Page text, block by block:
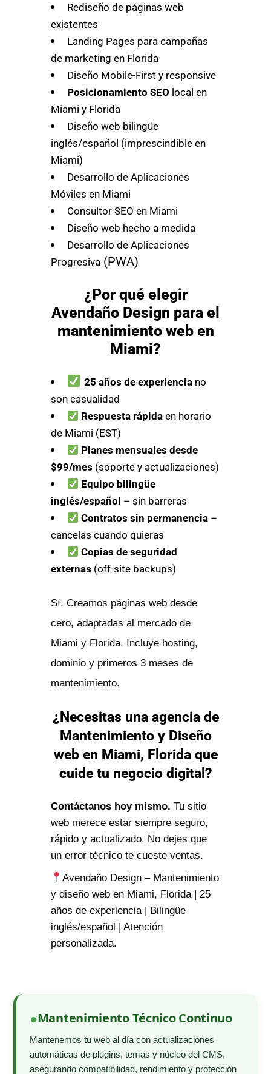
Rediseño de páginas web
existentes
Landing Pages para campañas
de marketing en Florida
Diseño Mobile-First y responsive
Posicionamiento SEO local en
Miami y Florida
Diseño web bilingüe
inglés/español (imprescindible en
Miami)
Desarrollo de Aplicaciones
Móviles en Miami
Consultor SEO en Miami
Diseño web hecho a medida
Desarrollo de Aplicaciones
Progresiva (PWA)
¿Por qué elegir
Avendaño Design para el
mantenimiento web en
Miami?
25 años de experienciano
son casualidad
Respuesta rápida en horario
de Miami (EST)
Planes mensuales desde
$99/mes (soporte y actualizaciones)
Equipo bilingüe
inglés/español – sin barreras
Contratos sin permanencia –
cancelas cuando quieras
Copias de seguridad
externas (off-site backups)
Sí. Creamos páginas web desde
cero, adaptadas al mercado de
Miami y Florida. Incluye hosting,
dominio y primeros 3 meses de
mantenimiento.
¿Necesitas una agencia de
Mantenimiento y Diseño
web en Miami, Florida que
cuide tu negocio digital?
Contáctanos hoy mismo. Tu sitio
web merece estar siempre seguro,
rápido y actualizado. No dejes que
un error técnico te cueste ventas.
Avendaño Design – Mantenimiento
y diseño web en Miami, Florida | 25
años de experiencia | Bilingüe
inglés/español | Atención
personalizada.
Mantenimiento Técnico Continuo
Mantenemos tu web al día con actualizaciones
automáticas de plugins, temas y núcleo del CMS,
asegurando compatibilidad, rendimiento y protección